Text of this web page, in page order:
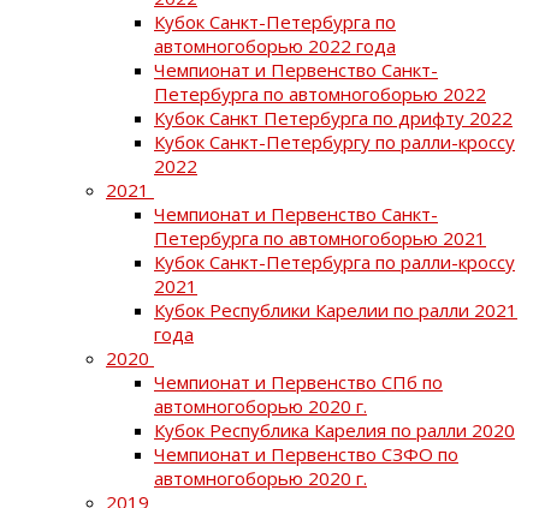
Кубок Санкт-Петербурга по
автомногоборью 2022 года
Чемпионат и Первенство Санкт-
Петербурга по автомногоборью 2022
Кубок Санкт Петербурга по дрифту 2022
Кубок Санкт-Петербургу по ралли-кроссу
2022
2021
Чемпионат и Первенство Санкт-
Петербурга по автомногоборью 2021
Кубок Санкт-Петербурга по ралли-кроссу
2021
Кубок Республики Карелии по ралли 2021
года
2020
Чемпионат и Первенство СПб по
автомногоборью 2020 г.
Кубок Республика Карелия по ралли 2020
Чемпионат и Первенство СЗФО по
автомногоборью 2020 г.
2019